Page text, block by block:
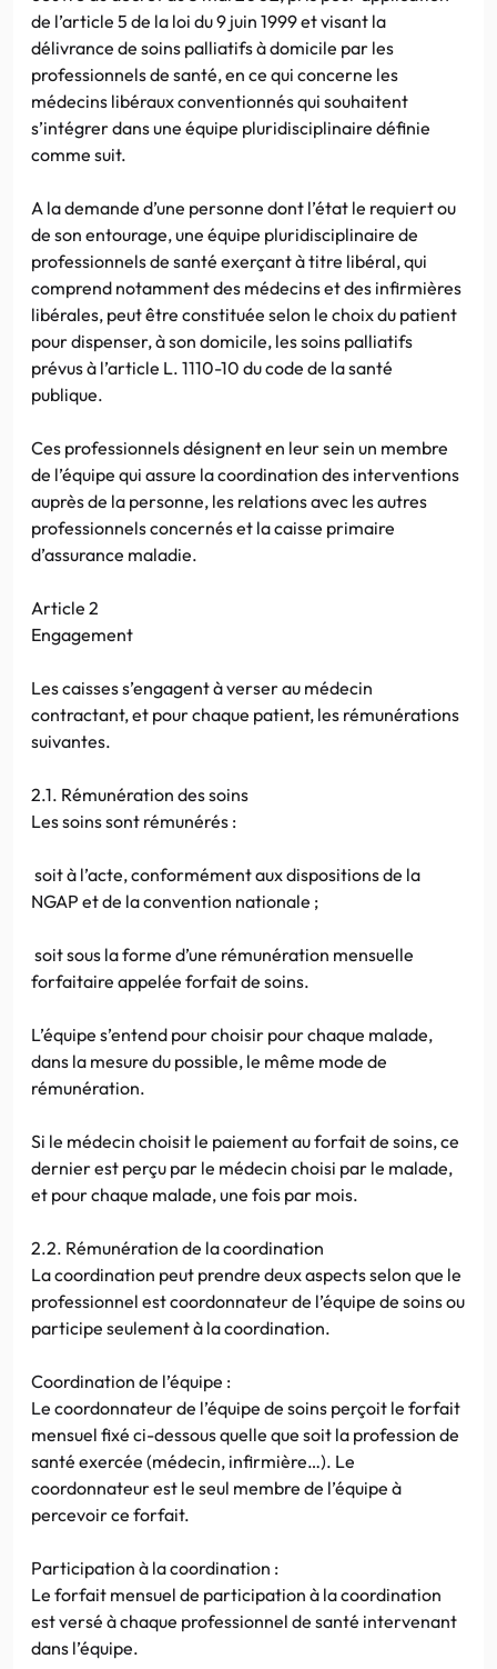
de l’article 5 de la loi du 9 juin 1999 et visant la
délivrance de soins palliatifs à domicile par les
professionnels de santé, en ce qui concerne les
médecins libéraux conventionnés qui souhaitent
s’intégrer dans une équipe pluridisciplinaire définie
comme suit.
A la demande d’une personne dont l’état le requiert ou
de son entourage, une équipe pluridisciplinaire de
professionnels de santé exerçant à titre libéral, qui
comprend notamment des médecins et des infirmières
libérales, peut être constituée selon le choix du patient
pour dispenser, à son domicile, les soins palliatifs
prévus à l’article L. 1110-10 du code de la santé
publique.
Ces professionnels désignent en leur sein un membre
de l’équipe qui assure la coordination des interventions
auprès de la personne, les relations avec les autres
professionnels concernés et la caisse primaire
d’assurance maladie.
Article 2
Engagement
Les caisses s’engagent à verser au médecin
contractant, et pour chaque patient, les rémunérations
suivantes.
2.1. Rémunération des soins
Les soins sont rémunérés :
soit à l’acte, conformément aux dispositions de la
NGAP et de la convention nationale ;
soit sous la forme d’une rémunération mensuelle
forfaitaire appelée forfait de soins.
L’équipe s’entend pour choisir pour chaque malade,
dans la mesure du possible, le même mode de
rémunération.
Si le médecin choisit le paiement au forfait de soins, ce
dernier est perçu par le médecin choisi par le malade,
et pour chaque malade, une fois par mois.
2.2. Rémunération de la coordination
La coordination peut prendre deux aspects selon que le
professionnel est coordonnateur de l’équipe de soins ou
participe seulement à la coordination.
Coordination de l’équipe :
Le coordonnateur de l’équipe de soins perçoit le forfait
mensuel fixé ci-dessous quelle que soit la profession de
santé exercée (médecin, infirmière…). Le
coordonnateur est le seul membre de l’équipe à
percevoir ce forfait.
Participation à la coordination :
Le forfait mensuel de participation à la coordination
est versé à chaque professionnel de santé intervenant
dans l’équipe.